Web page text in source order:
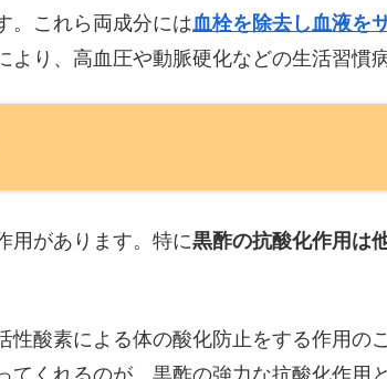
。これら両成分には血栓を除去し血液を
より、高血圧や動脈硬化などの生活習慣
用があります。特に黒酢の抗酸化作用は
性酸素による体の酸化防止をする作用の